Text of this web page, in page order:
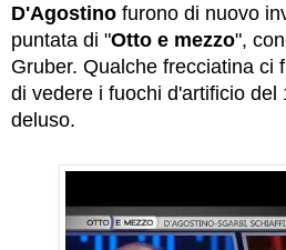
D'Agostino furono di nuovo
puntata di "Otto e mezzo",
Gruber. Qualche frecciatina ci
di vedere i fuochi d'artificio del
deluso.